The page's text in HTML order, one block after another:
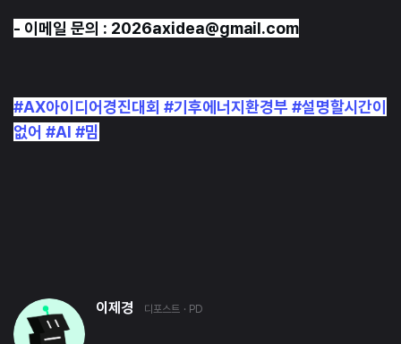
- 이메일 문의 : 2026axidea@gmail.com
#AX아이디어경진대회 #기후에너지환경부 #설명할시간이
없어 #AI #밈
이제경 디포스트 · PD